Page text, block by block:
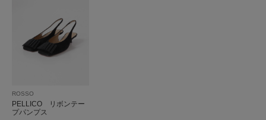
ROSSO
PELLICO リボンテー
プパンプス